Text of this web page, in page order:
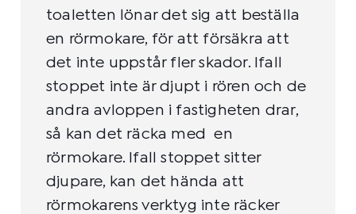
toaletten lönar det sig att beställa
en rörmokare, för att försäkra att
det inte uppstår fler skador. Ifall
stoppet inte är djupt i rören och de
andra avloppen i fastigheten drar,
så kan det räcka med en
rörmokare. Ifall stoppet sitter
djupare, kan det hända att
rörmokarens verktyg inte räcker